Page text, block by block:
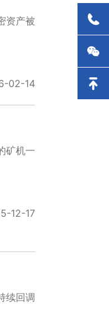
资产被
02-14
矿机一
12-17
续回调